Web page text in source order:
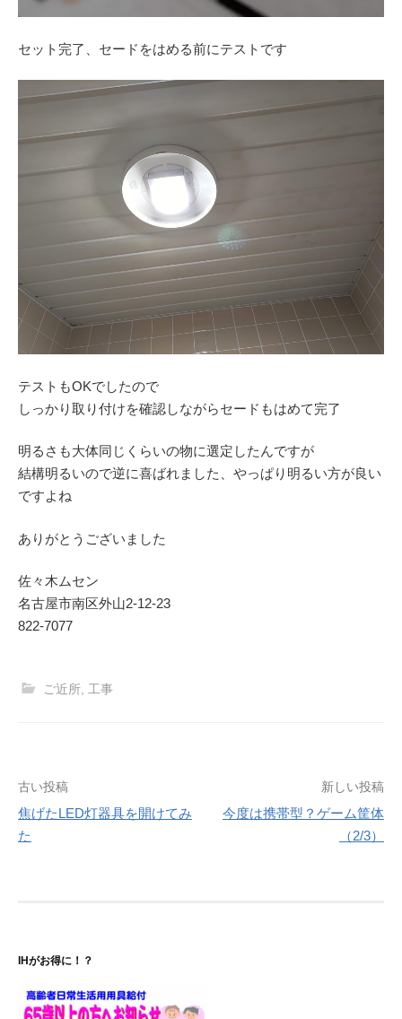
セット完了、セードをはめる前にテストです
テストもOKでしたので
しっかり取り付けを確認しながらセードもはめて完了
明るさも大体同じくらいの物に選定したんですが
結構明るいので逆に喜ばれました、やっぱり明るい方が良い
ですよね
ありがとうございました
佐々木ムセン
名古屋市南区外山2‐12‐23
822-7077
ご近所 工事
投
稿
ー
シ
古い投稿
焦げたLED灯器具を開けてみ
た
新しい投稿
今度は携帯型？ゲーム筐体
（2/3）
IHがお得に！？